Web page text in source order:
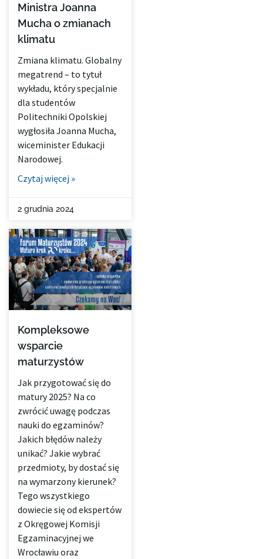
Ministra Joanna
Mucha o zmianach
klimatu
Zmiana klimatu. Globalny
megatrend – to tytuł
wykładu, który specjalnie
dla studentów
Politechniki Opolskiej
wygłosiła Joanna Mucha,
wiceminister Edukacji
Narodowej.
Czytaj więcej »
2 grudnia 2024
Kompleksowe
wsparcie
maturzystów
Jak przygotować się do
matury 2025? Na co
zwrócić uwagę podczas
nauki do egzaminów?
Jakich błędów należy
unikać? Jakie wybrać
przedmioty, by dostać się
na wymarzony kierunek?
Tego wszystkiego
dowiecie się od ekspertów
z Okręgowej Komisji
Egzaminacyjnej we
Wrocławiu oraz